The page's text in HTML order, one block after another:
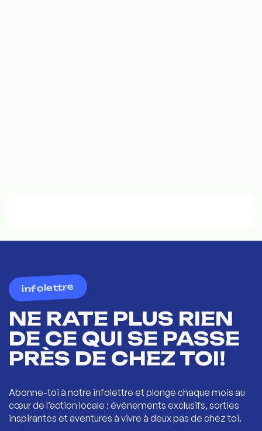
infolettre
NE RATE PLUS RIEN
DE CE QUI SE PASSE
PRÈS DE CHEZ TOI!
Abonne-toi à notre infolettre et plonge chaque mois au
cœur de l’action locale : événements exclusifs, sorties
inspirantes et aventures à vivre à deux pas de chez toi.